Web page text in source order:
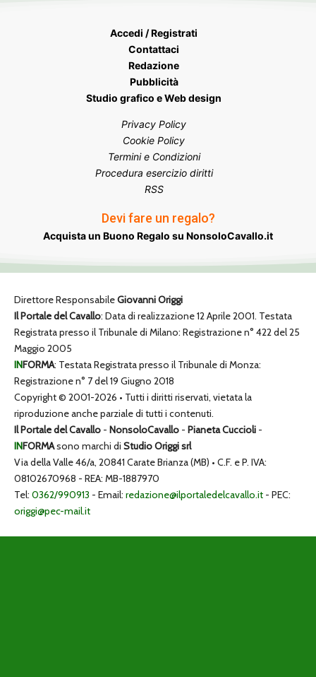
Accedi / Registrati
Contattaci
Redazione
Pubblicità
Studio grafico e Web design
Privacy Policy
Cookie Policy
Termini e Condizioni
Procedura esercizio diritti
RSS
Devi fare un regalo?
Acquista un Buono Regalo su NonsoloCavallo.it
Direttore ResponsabileGiovanni Origgi
Il Portale del Cavallo: Data di realizzazione 12 Aprile 2001. Testata
Registrata presso il Tribunale di Milano: Registrazione n° 422 del 25
Maggio 2005
INFORMA: Testata Registrata presso il Tribunale di Monza:
Registrazione n° 7 del 19 Giugno 2018
Copyright © 2001-2026 • Tutti i diritti riservati, vietata la
riproduzione anche parziale di tutti i contenuti.
Il Portale del Cavallo - NonsoloCavallo - Pianeta Cuccioli -
INFORMAsono marchi di Studio Origgi srl
Via della Valle 46/a, 20841 Carate Brianza (MB) • C.F. e P. IVA:
08102670968 - REA: MB-1887970
Tel: 0362/990913 - Email: redazione@ilportaledelcavallo.it - PEC:
origgi@pec-mail.it